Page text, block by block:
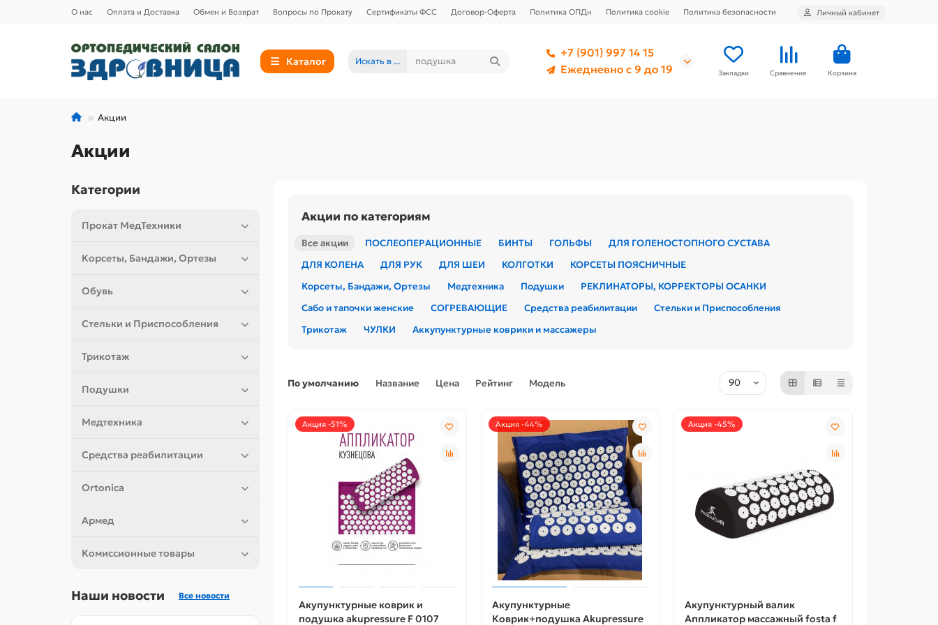
О нас Оплата и Доставка Обмен и Возврат Вопросы по Прокату Сертификаты ФСС Договор-Оферта Политика ОПДн Политика cookie Политика безопасности Личный кабинет
Каталог Искать в ...
+7 (901) 997 14 15
Ежедневно с 9 до 19
Закладки Сравнение Корзина
Акции
Акции
Категории
Прокат МедТехники
Корсеты, Бандажи, Ортезы
Обувь
Стельки и Приспособления
Трикотаж
Подушки
Медтехника
Средства реабилитации
Ortonica
Армед
Комиссионные товары
Наши новости Все новости
Акции по категориям
Все акции ПОСЛЕОПЕРАЦИОННЫЕ БИНТЫ ГОЛЬФЫ
ДЛЯ ГОЛЕНОСТОПНОГО СУСТАВА
ДЛЯ КОЛЕНА
ДЛЯ РУК ДЛЯ ШЕИ КОЛГОТКИ
КОРСЕТЫ ПОЯСНИЧНЫЕ
Корсеты, Бандажи, Ортезы
Медтехника Подушки
РЕКЛИНАТОРЫ, КОРРЕКТОРЫ ОСАНКИ
Сабо и тапочки женские
СОГРЕВАЮЩИЕ Средства реабилитации
Стельки и Приспособления
Трикотаж
ЧУЛКИ Аккупунктурные коврики и массажеры
По умолчанию Название Цена Рейтинг Модель
Акция -51%
Акупунктурные коврик и
подушка akupressure F 0107
Акция -44%
Акупунктурные
Коврик+подушка Akupressure
Акция -45%
Акупунктурный валик
Аппликатор массажный fosta f